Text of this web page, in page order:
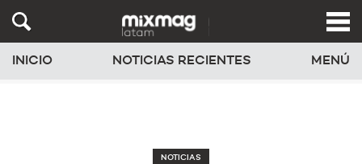
INICIO NOTICIAS RECIENTES MENÚ
NOTICIAS